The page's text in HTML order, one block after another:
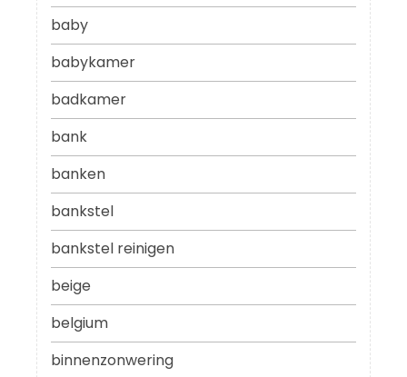
baby
babykamer
badkamer
bank
banken
bankstel
bankstel reinigen
beige
belgium
binnenzonwering